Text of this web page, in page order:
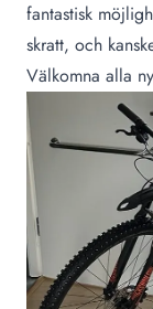
fantastisk
skratt, och
Välkomna alla